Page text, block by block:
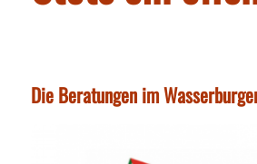
Die Beratungen im